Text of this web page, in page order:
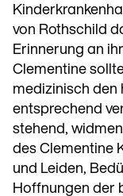
von Rothschild
Erinnerung an
Clementine
medizinisch den
entsprechend
stehend,
des Clementine
und Leiden,
Hoffnungen der